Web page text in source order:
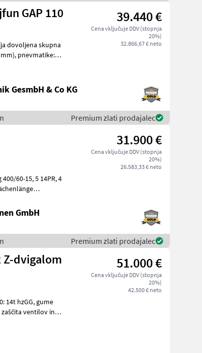
GAP 110 39.440 €
Cena vključuje DDV (stopnja
20%)
32.866,67 € neto
dovoljena skupna
GesmbH & Co KG
Premium zlati prodajalec
31.900 €
Cena vključuje DDV (stopnja
20%)
26.583,33 € neto
GmbH
Premium zlati prodajalec
Z-dvigalom 51.000 €
Cena vključuje DDV (stopnja
20%)
42.500 € neto
gume